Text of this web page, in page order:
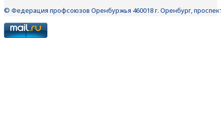
© Федерация профсоюзов Оренбуржья 460018 г. Оренбург,